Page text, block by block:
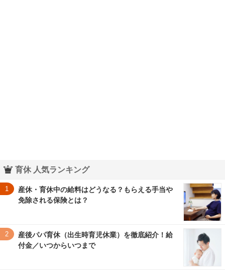
育休 人気ランキング
1
産休・育休中の給料はどうなる？もらえる手当や
免除される保険とは？
2
産後パパ育休（出生時育児休業）を徹底紹介！給
付金／いつからいつまで